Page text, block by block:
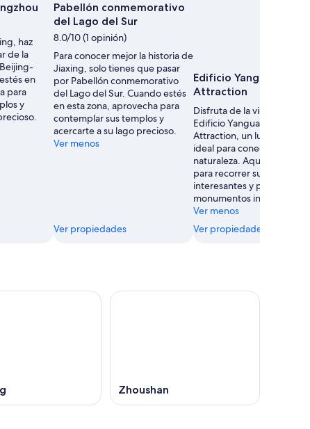
haz
de la
en
para
y
Pabellón conmemorativo
del Lago del Sur
8.0/10 (1 opinión)
Para conocer mejor la historia de
Jiaxing, solo tienes que pasar
por Pabellón conmemorativo
del Lago del Sur. Cuando estés
en esta zona, aprovecha para
contemplar sus templos y
acercarte a su lago precioso.
Ver menos
Ver propiedades
Edificio Yanguan
Attraction
Disfruta de la vida al aire
Edificio Yanguan Scenic
Attraction, un lugar de
ideal para conectarte con
naturaleza. Aquí,
para recorrer sus museos
interesantes y pasear por
monumentos interesantes.
Ver menos
Ver propiedades
Zhoushan